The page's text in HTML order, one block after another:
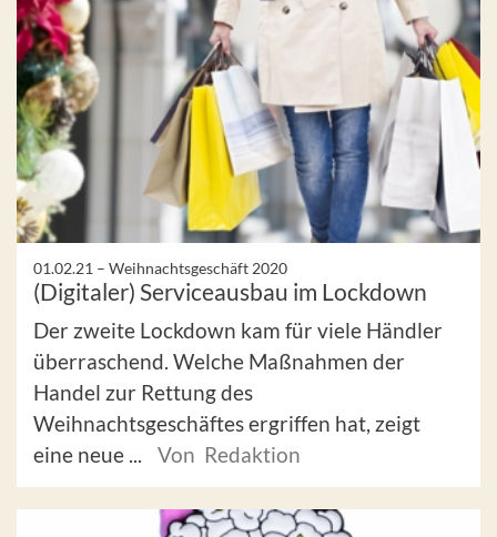
01.02.21 – Weihnachtsgeschäft 2020
(Digitaler) Serviceausbau im Lockdown
Der zweite Lockdown kam für viele Händler
überraschend. Welche Maßnahmen der
Handel zur Rettung des
Weihnachtsgeschäftes ergriffen hat, zeigt
eine neue ...
Von Redaktion